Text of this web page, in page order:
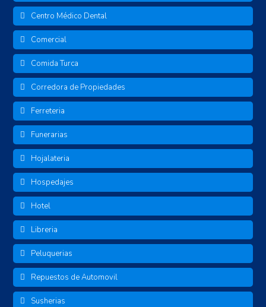
Centro Médico Dental
Comercial
Comida Turca
Corredora de Propiedades
Ferreteria
Funerarias
Hojalateria
Hospedajes
Hotel
Libreria
Peluquerias
Repuestos de Automovil
Susherias